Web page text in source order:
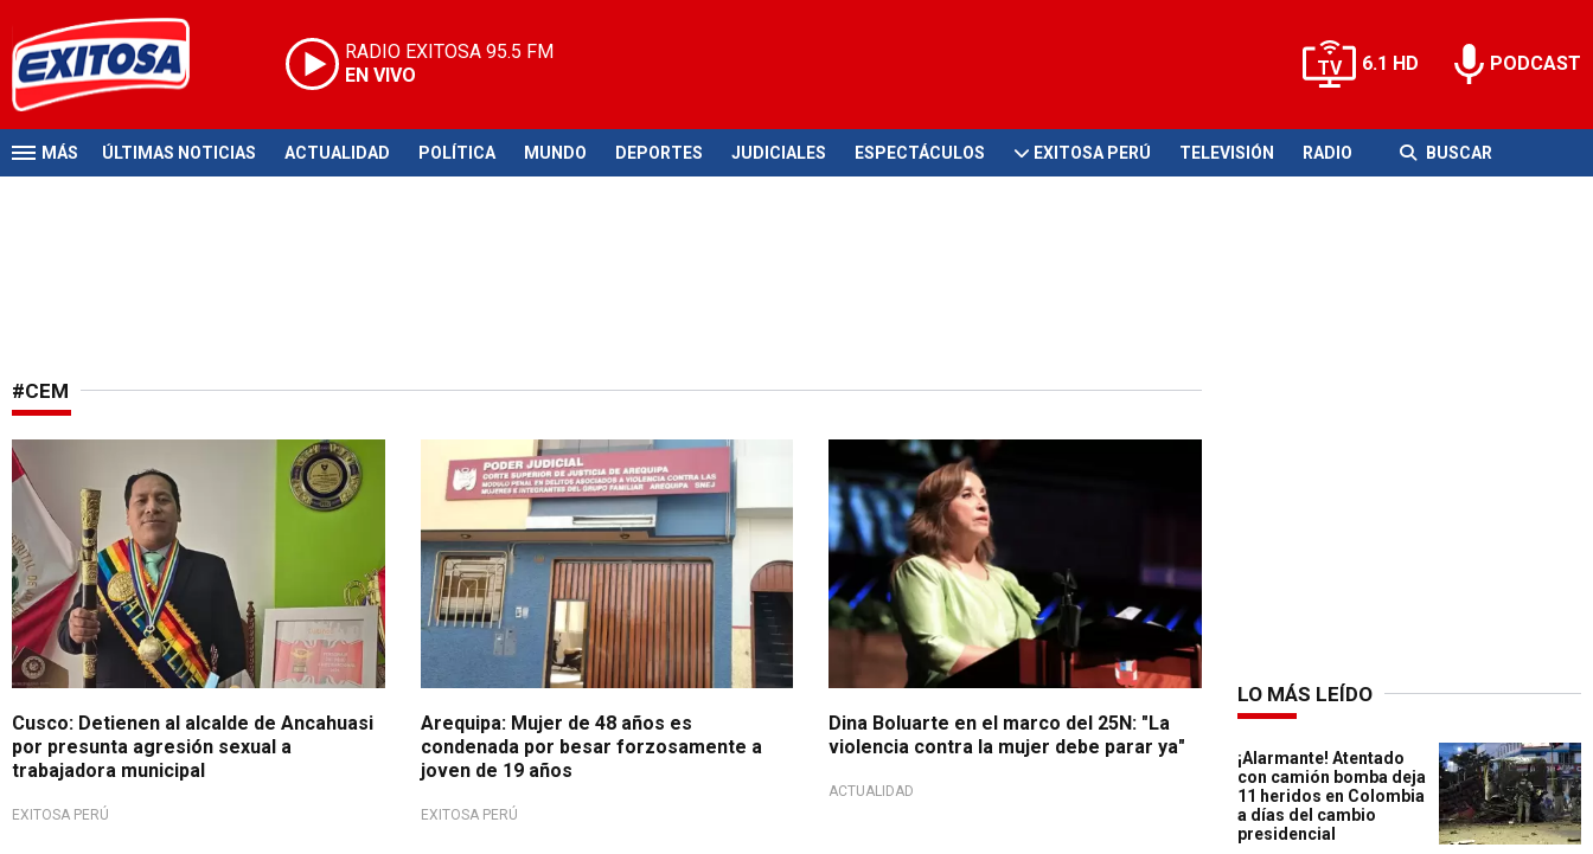
RADIO EXITOSA 95.5 FM
EN VIVO
6.1 HD PODCAST
MÁS ÚLTIMAS NOTICIAS ACTUALIDAD POLÍTICA MUNDO DEPORTES JUDICIALES ESPECTÁCULOS EXITOSA PERÚ TELEVISIÓN RADIO BUSCAR
#CEM
Cusco: Detienen al alcalde de Ancahuasi
por presunta agresión sexual a
trabajadora municipal
EXITOSA PERÚ
Pagará reparación civil
Arequipa: Mujer de 48 años es
condenada por besar forzosamente a
joven de 19 años
EXITOSA PERÚ
Durante inauguración de colegio
Dina Boluarte en el marco del 25N: "La
violencia contra la mujer debe parar ya"
ACTUALIDAD
LO MÁS LEÍDO
¡Alarmante! Atentado
con camión bomba deja
11 heridos en Colombia
a días del cambio
presidencial